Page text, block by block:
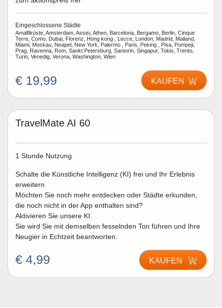
Eingeschlossene Städte
Amalfiküste, Amsterdam, Assisi, Athen, Barcelona, Bergamo, Berlin, Cinque
Terre, Como, Dubai, Florenz, Hong kong , Lecce, London, Madrid, Mailand,
Miami, Moskau, Neapel, New York, Palermo , Paris, Peking , Pisa, Pompeji,
Prag, Ravenna, Rom, Sankt Petersburg, Santorin, Singapur, Tokio, Trento,
Turin, Venedig, Verona, Washington, Wien
€ 19,99 KAUFEN
TravelMate AI 60
1 Stunde Nutzung
Schalte die Künstliche Intelligenz (KI) frei und Ihr Erlebnis
erweitern
Möchten Sie noch mehr entdecken oder Städte erkunden,
die noch nicht in der App enthalten sind?
Aktivieren Sie unsere KI.
Sie wird Sie mit demselben fesselnden Ton führen und Ihre
Neugier in Echtzeit beantworten.
€ 4,99 KAUFEN